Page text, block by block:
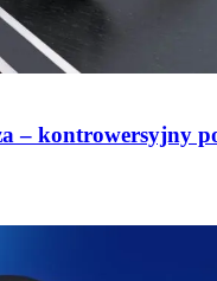
– kontrowersyjny